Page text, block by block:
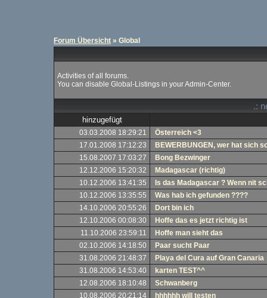
Forum Übersicht » Global
Activities of all forums.
You can disable Global-Listings in your Admin-Center.
.:
hinzugefügt
03.03.2008 18:29:21
Österreich <3
17.01.2008 17:12:23
BEWERBUNGEN, wer hat sich
15.08.2007 17:03:27
Bong Bezwinger
12.12.2006 15:20:32
Madagascar (richtig)
10.12.2006 13:41:35
Is das Madagascar ? Wenn nit
10.12.2006 13:35:55
Was hab ich gefunden ????
14.10.2006 20:55:26
Dort bin ich
12.10.2006 00:08:30
Hoffe das es jetzt richtig ist
11.10.2006 23:59:11
Hoffe man sieht das
02.10.2006 14:18:50
Paar sucht Paar
31.08.2006 21:48:37
Playa del Cura auf Gran Canaria
31.08.2006 14:53:40
karten TEST^^
12.08.2006 18:10:48
Schwanberg
10.08.2006 20:21:14
hhhhhh will testen